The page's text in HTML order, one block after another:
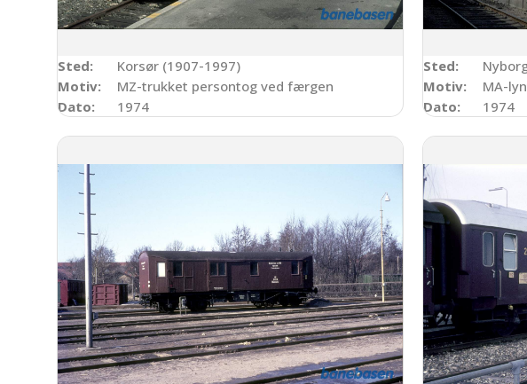
Sted:
Korsør (1907-1997)
Motiv:
MZ-trukket persontog ved færgen
Dato:
1974
Sted:
Motiv:
MA-
Dato:
1974